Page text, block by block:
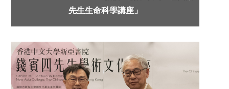
先生生命科學講座」